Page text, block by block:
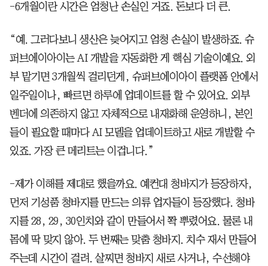
-6개월이란 시간은 엄청난 손실인 거죠. 돈보다 더 큰.
“예. 그러다보니 생산은 늦어지고 엄청 손실이 발생하죠. 슈
퍼브에이아이는 AI 개발을 자동화한 게 핵심 기술이예요. 외
부 맡기면 3개월씩 걸리던게, 슈퍼브에이아이 플랫폼 안에서
일주일이나, 빠르면 하루에 업데이트를 할 수 있어요. 외부
벤더에 의존하지 않고 자체적으로 내재화해 운영하니, 본인
들이 필요할 때마다 AI 모델을 업데이트하고 새로 개발할 수
있죠. 가장 큰 메리트는 이겁니다.”
-제가 이해를 제대로 했을까요. 예컨대 청바지가 등장하자,
먼저 기성품 청바지를 만드는 의류 업자들이 등장했다. 청바
지를 28, 29, 30인치와 같이 만들어서 쫙 뿌렸어요. 물론 내
몸에 딱 맞지 않아. 두 번째는 맞춤 청바지. 치수 재서 만들어
주는데 시간이 걸려. 살찌면 청바지 새로 사거나, 수선해야